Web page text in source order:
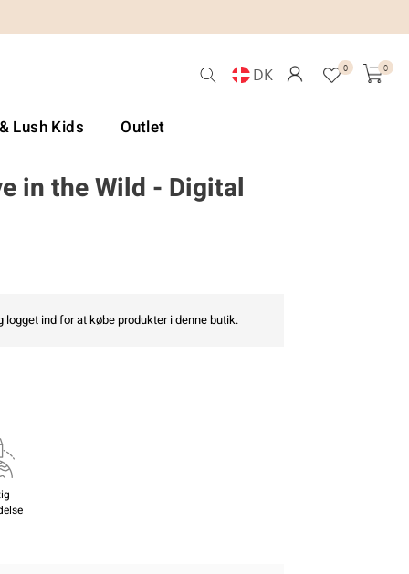
DK 0 0
Lush Kids Outlet
in the Wild - Digital
ind for at købe produkter i denne butik.